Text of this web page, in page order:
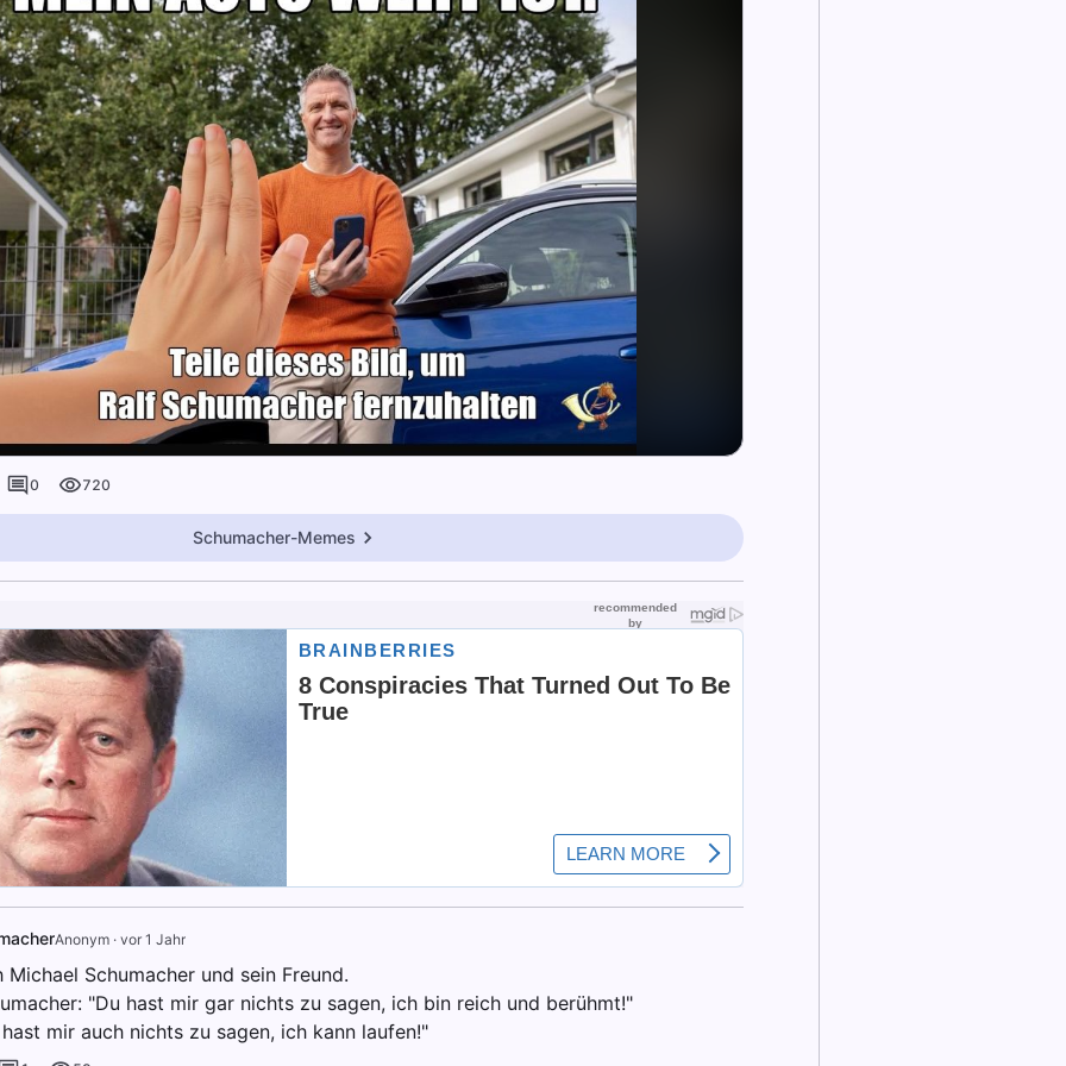
0 720
Schumacher-Memes
Anonym· vor 1 Jahr
Schumacher und sein Freund.
"Du hast mir gar nichts zu sagen, ich bin reich und berühmt!"
mir auch nichts zu sagen, ich kann laufen!"